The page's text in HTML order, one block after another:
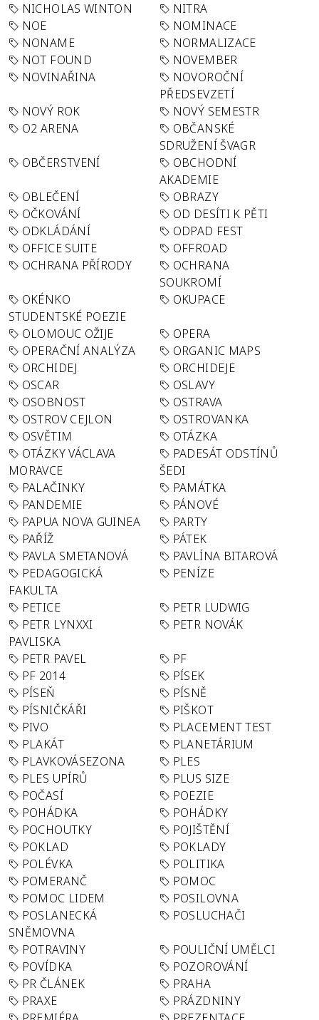
NICHOLAS WINTON
NITRA
NOE
NOMINACE
NONAME
NORMALIZACE
NOT FOUND
NOVEMBER
NOVINAŘINA
NOVOROČNÍ
PŘEDSEVZETÍ
NOVÝ ROK
NOVÝ SEMESTR
O2 ARENA
OBČANSKÉ
SDRUŽENÍ ŠVAGR
OBČERSTVENÍ
OBCHODNÍ
AKADEMIE
OBLEČENÍ
OBRAZY
OČKOVÁNÍ
OD DESÍTI K PĚTI
ODKLÁDÁNÍ
ODPAD FEST
OFFICE SUITE
OFFROAD
OCHRANA PŘÍRODY
OCHRANA
SOUKROMÍ
OKÉNKO
STUDENTSKÉ POEZIE
OKUPACE
OLOMOUC OŽIJE
OPERA
OPERAČNÍ ANALÝZA
ORGANIC MAPS
ORCHIDEJ
ORCHIDEJE
OSCAR
OSLAVY
OSOBNOST
OSTRAVA
OSTROV CEJLON
OSTROVANKA
OSVĚTIM
OTÁZKA
OTÁZKY VÁCLAVA
MORAVCE
PADESÁT ODSTÍNŮ
ŠEDI
PALAČINKY
PAMÁTKA
PANDEMIE
PÁNOVÉ
PAPUA NOVA GUINEA
PARTY
PAŘÍŽ
PÁTEK
PAVLA SMETANOVÁ
PAVLÍNA BITAROVÁ
PEDAGOGICKÁ
FAKULTA
PENÍZE
PETICE
PETR LUDWIG
PETR LYNXXI
PAVLISKA
PETR NOVÁK
PETR PAVEL
PF
PF 2014
PÍSEK
PÍSEŇ
PÍSNĚ
PÍSNIČKÁŘI
PIŠKOT
PIVO
PLACEMENT TEST
PLAKÁT
PLANETÁRIUM
PLAVKOVÁSEZONA
PLES
PLES UPÍRŮ
PLUS SIZE
POČASÍ
POEZIE
POHÁDKA
POHÁDKY
POCHOUTKY
POJIŠTĚNÍ
POKLAD
POKLADY
POLÉVKA
POLITIKA
POMERANČ
POMOC
POMOC LIDEM
POSILOVNA
POSLANECKÁ
SNĚMOVNA
POSLUCHAČI
POTRAVINY
POULIČNÍ UMĚLCI
POVÍDKA
POZOROVÁNÍ
PR ČLÁNEK
PRAHA
PRAXE
PRÁZDNINY